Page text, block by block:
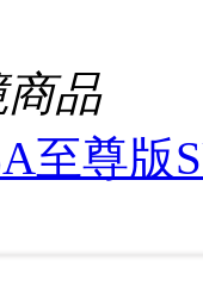
品
至尊版